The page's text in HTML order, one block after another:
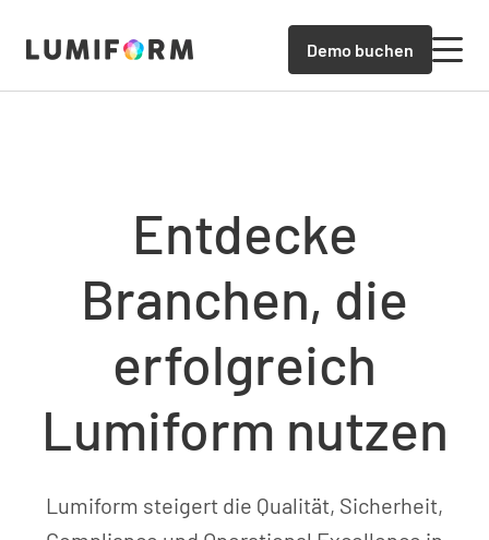
Demo buchen
Entdecke
Branchen, die
erfolgreich
Lumiform nutzen
Lumiform steigert die Qualität, Sicherheit,